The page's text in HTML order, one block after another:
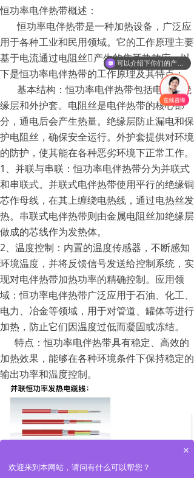
恒功率电伴热带概述：
恒功率电伴热带是一种加热设备，广泛应
用于各种工业和民用领域。它的工作原理主要
基于电流通过电阻丝产生的焦耳热效应。以
下是恒功率电伴热带的工作原理及其特点：
基本结构：恒功率电伴热带包括电阻丝绝
缘层和外护套。电阻丝是电伴热带的核心部
分，通电后会产生热量。绝缘层防止漏电和保
护电阻丝，确保安全运行。外护套提供对环境
的防护，使其能在各种恶劣环境下正常工作。
1、并联与串联：恒功率电伴热带分为并联式
和串联式。并联式电伴热带使用平行的绝缘铜
芯作母线，在其上缠绕电热线，通过电热丝发
热。串联式电伴热带则由金属电阻丝加绝缘层
做成的芯线作为发热体。
2、温度控制：内置的温度传感器，不断感知
环境温度，并将反馈信号发送给控制系统，实
现对电伴热带加热功率的精确控制。应用领
域：恒功率电伴热带广泛应用于石油、化工、
电力、冶金等领域，用于对管道、罐体等进行
加热，防止它们因温度过低而凝固或冻结。
特点：恒功率电伴热带具有稳定、高效的
加热效果，能够在各种环境条件下保持稳定的
输出功率和温度控制。
可以介绍下你们的产品么
×
欢迎来到本网站，请问有什么可以帮您？